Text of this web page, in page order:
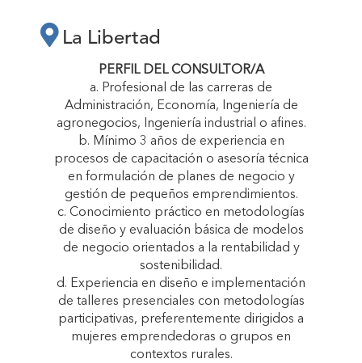
“CRECEMOS
JUNTAS”"
La Libertad
PERFIL DEL CONSULTOR/A
a. Profesional de las carreras de
Administración, Economía, Ingeniería de
agronegocios, Ingeniería industrial o afines.
b. Mínimo 3 años de experiencia en
procesos de capacitación o asesoría técnica
en formulación de planes de negocio y
gestión de pequeños emprendimientos.
c. Conocimiento práctico en metodologías
de diseño y evaluación básica de modelos
de negocio orientados a la rentabilidad y
sostenibilidad.
d. Experiencia en diseño e implementación
de talleres presenciales con metodologías
participativas, preferentemente dirigidos a
mujeres emprendedoras o grupos en
contextos rurales.